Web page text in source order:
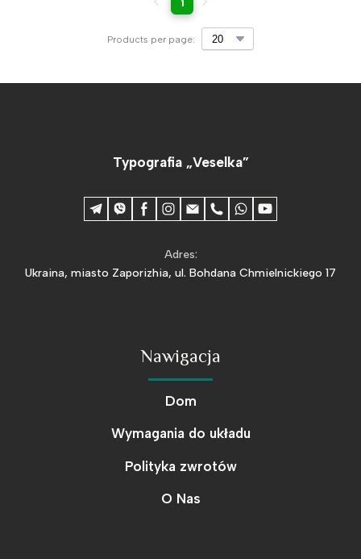
Products per page:
1
Typografia „Veselka”
Adres:
Ukraina, miasto Zaporizhia, ul. Bohdana Chmielnickiego 17
Nawigacja
Dom
Wymagania do układu
Polityka zwrotów
O Nas